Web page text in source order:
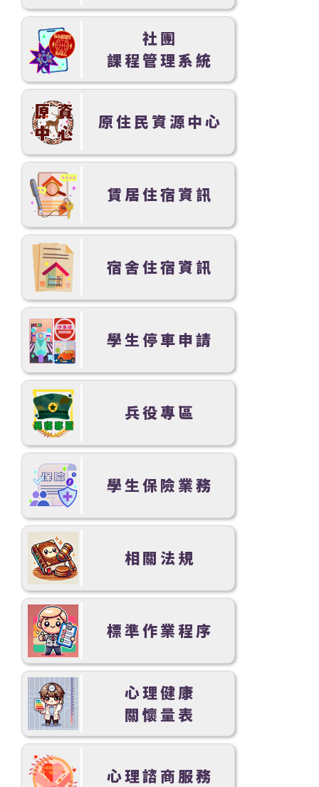
社團
課程管理系統
原住民資源中心
賃居住宿資訊
宿舍住宿資訊
學生停車申請
兵役專區
學生保險業務
相關法規
標準作業程序
心理健康
關懷量表
心理諮商服務